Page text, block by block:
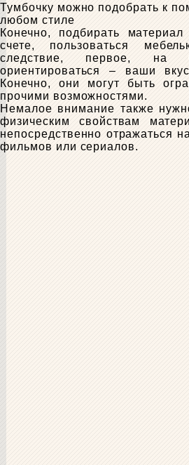
Тумбочку можно подобрать к
любом стиле
Конечно, подбирать
счете, пользоваться
следствие, первое,
ориентироваться – ваши
Конечно, они могут быть
прочими возможностями.
Немалое внимание также
физическим свойствам
непосредственно отражаться
фильмов или сериалов.